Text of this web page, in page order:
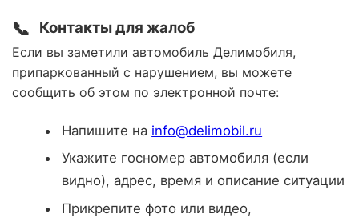
📞 Контакты для жалоб
Если вы заметили автомобиль Делимобиля,
припаркованный с нарушением, вы можете
сообщить об этом по электронной почте:
Напишите на info@delimobil.ru
Укажите госномер автомобиля (если
видно), адрес, время и описание ситуации
Прикрепите фото или видео,